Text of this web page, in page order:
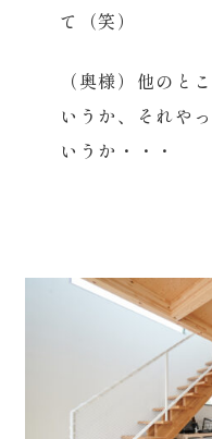
て（笑）
（奥様）他のと
いうか、それや
いうか・・・